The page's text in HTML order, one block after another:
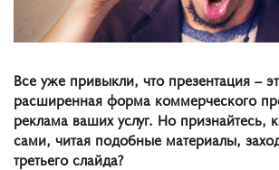
Все уже привыкли, что презентация –
расширенная форма коммерческого
реклама ваших услуг. Но признайтесь,
сами, читая подобные материалы,
третьего слайда?